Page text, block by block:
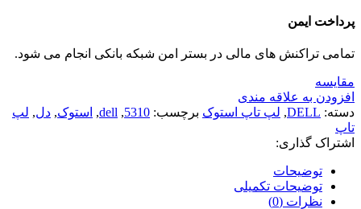
پرداخت ایمن
تمامی تراکنش های مالی در بستر امن شبکه بانکی انجام می شود.
مقايسه
افزودن به علاقه مندی
دسته: DELL
, لپ تاپ استوک برچسب: 5310
,
dell
, استوک, دل, لپ
تاپ
اشتراک گذاری:
توضیحات
توضیحات تکمیلی
نظرات (0)